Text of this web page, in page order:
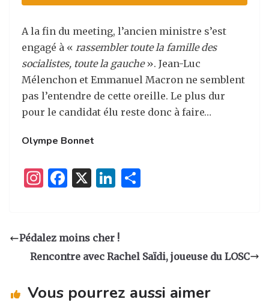
A la fin du meeting, l’ancien ministre s’est
engagé à « rassembler toute la famille des
socialistes, toute la gauche». Jean-Luc
Mélenchon et Emmanuel Macron ne semblent
pas l’entendre de cette oreille. Le plus dur
pour le candidat élu reste donc à faire…
Olympe Bonnet
I
a
g
m
F
e
b
o
X
Li
e
dI er
Pédalez moins cher !
Rencontre avec Rachel Saïdi, joueuse du LOSC
Vous pourrez aussi aimer